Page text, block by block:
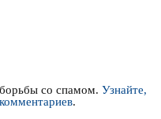
борьбы со спамом.Узнайте,
.